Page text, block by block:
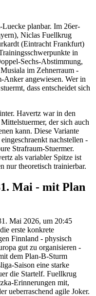
planbar. Im 26er-
Niclas Fuellkrug
(Eintracht Frankfurt)
in
Sechs-Abstimmung,
im Zehnerraum -
Anker angewiesen. Wer in
dass entscheidet sich
Havertz war in den
der sich auch
kann. Diese Variante
nachstellen -
Strafraum-Stuermer.
als variabler Spitze ist
nur theoretisch trainierbar.
Mai - mit Plan
Mai 2026, um 20:45
erste konkrete
Finnland - physisch
gut zu organisieren -
dem Plan-B-Sturm
Saison eine starke
die Startelf. Fuellkrug
Erinnerungen mit,
ueberraschend agile Joker.